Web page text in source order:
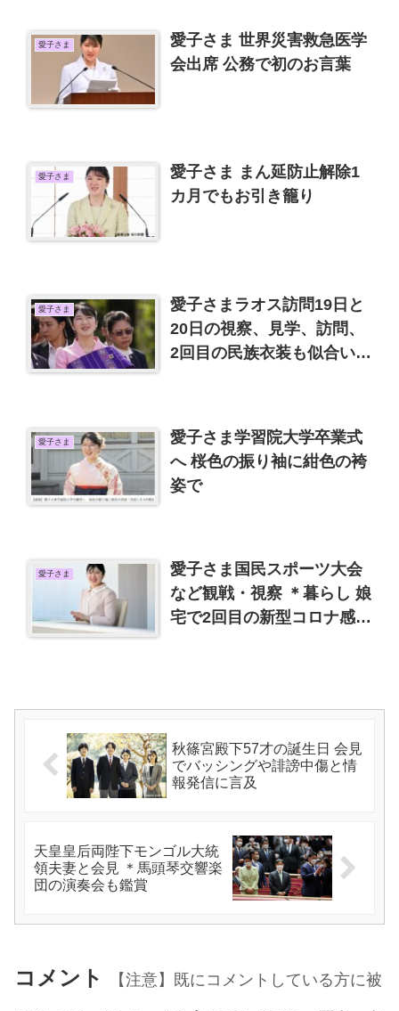
愛子さま
愛子さま 世界災害救急医学
会出席 公務で初のお言葉
愛子さま
愛子さま まん延防止解除1
カ月でもお引き籠り
愛子さま
愛子さまラオス訪問19日と
20日の視察、見学、訪問、
2回目の民族衣装も似合いま
愛子さま
愛子さま学習院大学卒業式
へ 桜色の振り袖に紺色の袴
姿で
愛子さま
愛子さま国民スポーツ大会
など観戦・視察 ＊暮らし 娘
宅で2回目の新型コロナ感染
秋篠宮殿下57才の誕生日 会見
でバッシングや誹謗中傷と情
報発信に言及
天皇皇后両陛下モンゴル大統
領夫妻と会見 ＊馬頭琴交響楽
団の演奏会も鑑賞
コメント
【注意】既にコメントしている方に被